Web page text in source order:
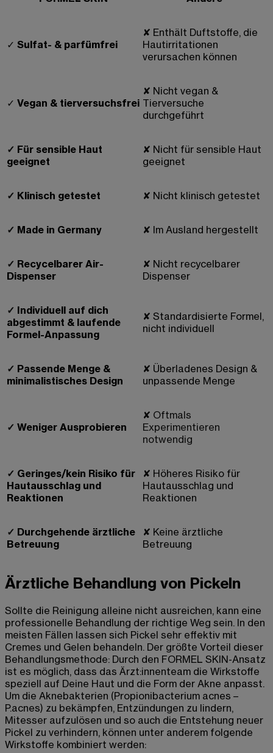
✓ Sulfat- & parfümfrei
✘ Enthält Duftstoffe, die
Hautirritationen
verursachen können
✓ Vegan & tierversuchsfrei
✘ Nicht vegan &
Tierversuche
durchgeführt
✓ Für sensible Haut
geeignet
✘ Nicht für sensible Haut
geeignet
✓ Klinisch getestet ✘ Nicht klinisch getestet
✓ Made in Germany ✘ Im Ausland hergestellt
✓ Recycelbarer Air-
Dispenser
✘ Nicht recycelbarer
Dispenser
✓ Individuell auf dich
abgestimmt & laufende
Formel-Anpassung
✘ Standardisierte Formel,
nicht individuell
✓ Passende Menge &
minimalistisches Design
✘ Überladenes Design &
unpassende Menge
✓ Weniger Ausprobieren
✘ Oftmals
Experimentieren
notwendig
✓ Geringes/kein Risiko für
Hautausschlag und
Reaktionen
✘ Höheres Risiko für
Hautausschlag und
Reaktionen
✓ Durchgehende ärztliche
Betreuung
✘ Keine ärztliche
Betreuung
Ärztliche Behandlung von Pickeln
Sollte die Reinigung alleine nicht ausreichen, kann eine
professionelle Behandlung der richtige Weg sein. In den
meisten Fällen lassen sich Pickel sehr effektiv mit
Cremes und Gelen behandeln. Der größte Vorteil dieser
Behandlungsmethode: Durch den FORMEL SKIN-Ansatz
ist es möglich, dass das Ärzt:innenteam die Wirkstoffe
speziell auf Deine Haut und die Form der Akne anpasst.
Um die Aknebakterien (Propionibacterium acnes –
P.acnes) zu bekämpfen, Entzündungen zu lindern,
Mitesser aufzulösen und so auch die Entstehung neuer
Pickel zu verhindern, können unter anderem folgende
Wirkstoffe kombiniert werden: